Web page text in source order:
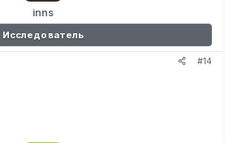
inns
Исследователь
#14